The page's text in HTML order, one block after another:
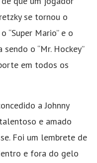
se tornou o
“Super Mario” e o
o “Mr. Hockey”
em todos os
a Johnny
e amado
Foi um lembrete de
e fora do gelo